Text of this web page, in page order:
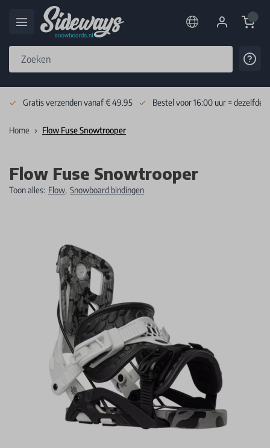
Cart
Gratis verzenden vanaf € 49.95 Bestel voor 16:00 uur = dezelfde
Home Flow Fuse Snowtrooper
Flow Fuse Snowtrooper
Toon alles: Flow, Snowboard bindingen